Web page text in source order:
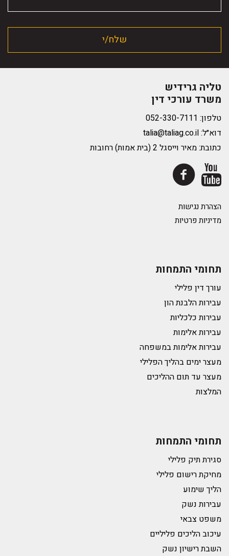
טליה גרידיש
משרד עורכי דין
טלפון:
דוא״ל:talia@taliag.co.il
כתובת: מאיר וייסגל 2 (בית אמות) רחובות
הצהרת נגישות
מדיניות פרטיות
תחומי התמחות
עורך דין פלילי
עבירות הלבנת הון
עבירות כלכליות
עבירות אלימות
עבירות אלימות במשפחה
מעצר ימים בהליך הפלילי
מעצר עד תום ההליכים
המלצות
תחומי התמחות
סגירת תיק פלילי
מחיקת רישום פלילי
הליך שימוע
עבירות נשק
משפט צבאי
עיכוב הליכים פליליים
השבת רישיון נשק